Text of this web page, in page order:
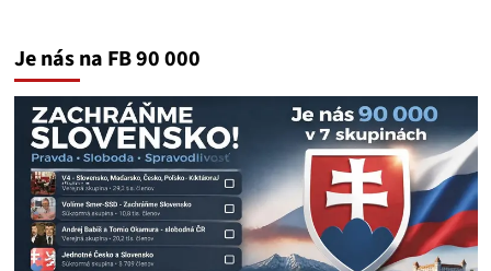
Je nás na FB 90 000